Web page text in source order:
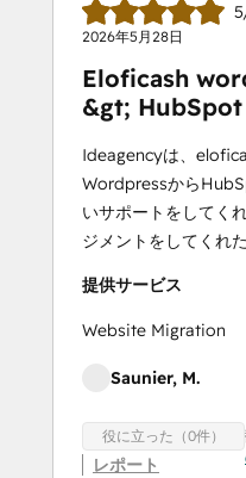
2026年5月28日
Eloficash
&gt; HubSpot
Ideagencyは、
Wordpressから
いサポートをしてく
ジメントをしてくれ
提供サービス
Website Migration
Saunier, M.
役に立った（0件）
レポート